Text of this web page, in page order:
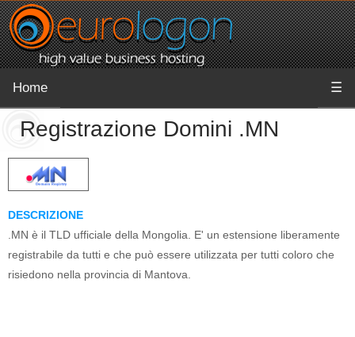
Home ☰
Registrazione Domini .MN
DESCRIZIONE
.MN è il TLD ufficiale della Mongolia. E' un estensione liberamente
registrabile da tutti e che può essere utilizzata per tutti coloro che
risiedono nella provincia di Mantova.